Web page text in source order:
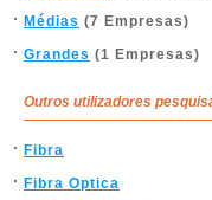
Médias (7 Empresas)
Grandes (1 Empresas)
Outros utilizadores
Fibra
Fibra Optica